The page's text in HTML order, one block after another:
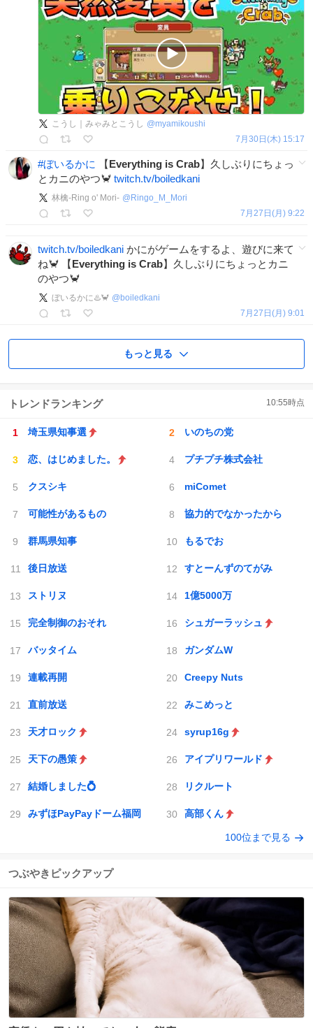
こうし｜みゃみとこうし @myamikoushi
7月30日(木) 15:17
#ぼいるかに 【Everything is Crab】久しぶりにちょっ
とカニのやつ🦀 twitch.tv/boiledkani
林檎-Ring o' Mori- @ Ringo_M_Mori
7月27日(月) 9:22
twitch.tv/boiledkani かにがゲームをするよ、遊びに来て
ね🦀 【Everything is Crab】久しぶりにちょっとカニ
のやつ🦀
ぼいるかに♨️🦀 @boiledkani
7月27日(月) 9:01
もっと見る
トレンドランキング 10:55時点
埼玉県知事選 いのちの党
恋、はじめました。 プチプチ株式会社
クスシキ miComet
可能性があるもの 協力的でなかったから
群馬県知事 もるでお
後日放送 すとーんずのてがみ
ストリヌ 1億5000万
完全制御のおそれ シュガーラッシュ
バッタイム ガンダムW
連載再開 Creepy Nuts
直前放送 みこめっと
天才ロック syrup16g
天下の愚策 アイプリワールド
結婚しました💍 リクルート
みずほPayPayドーム福岡 高部くん
100位まで見る
つぶやきピックアップ